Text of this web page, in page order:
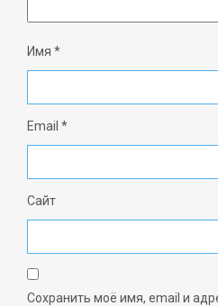
Имя *
Email *
Сайт
Сохранить моё имя, email и